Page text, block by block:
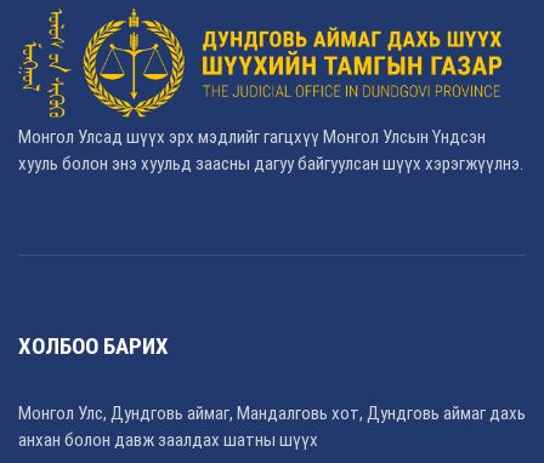
Монгол Улсад шүүх эрх мэдлийг гагцхүү Монгол Улсын Үндсэн
хууль болон энэ хуульд заасны дагуу байгуулсан шүүх хэрэгжүүлнэ.
ХОЛБОО БАРИХ
Монгол Улс, Дундговь аймаг, Мандалговь хот, Дундговь аймаг дахь
анхан болон давж заалдах шатны шүүх